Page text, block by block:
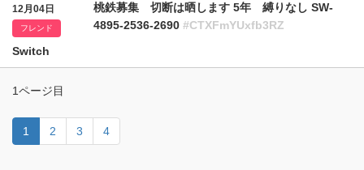
12月04日
フレンド
Switch
桃鉄募集 切断は晒します 5年 縛りなし SW-
4895-2536-2690 #CTXFmYUxfb3RZ
1ページ目
1 2 3 4